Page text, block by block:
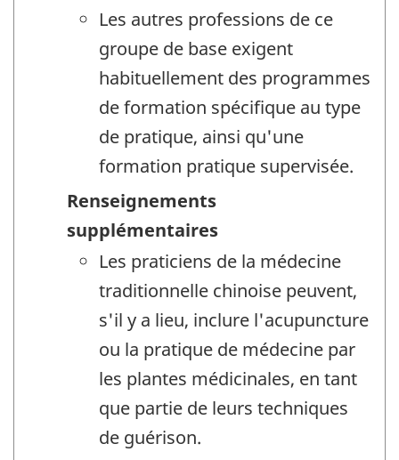
Les autres professions de ce
groupe de base exigent
habituellement des programmes
de formation spécifique au type
de pratique, ainsi qu'une
formation pratique supervisée.
Renseignements
supplémentaires
Les praticiens de la médecine
traditionnelle chinoise peuvent,
s'il y a lieu, inclure l'acupuncture
ou la pratique de médecine par
les plantes médicinales, en tant
que partie de leurs techniques
de guérison.